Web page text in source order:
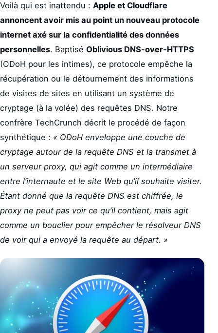
Voilà qui est inattendu : Apple et Cloudflare
annoncent avoir mis au point un nouveau protocole
internet axé sur la confidentialité des données
personnelles. Baptisé Oblivious DNS-over-HTTPS
(ODoH pour les intimes), ce protocole empêche la
récupération ou le détournement des informations
de visites de sites en utilisant un système de
cryptage (à la volée) des requêtes DNS. Notre
confrère TechCrunch décrit le procédé de façon
synthétique : « ODoH enveloppe une couche de
cryptage autour de la requête DNS et la transmet à
un serveur proxy, qui agit comme un intermédiaire
entre l’internaute et le site Web qu’il souhaite visiter.
Étant donné que la requête DNS est chiffrée, le
proxy ne peut pas voir ce qu’il contient, mais agit
comme un bouclier pour empêcher le résolveur DNS
de voir qui a envoyé la requête au départ. »